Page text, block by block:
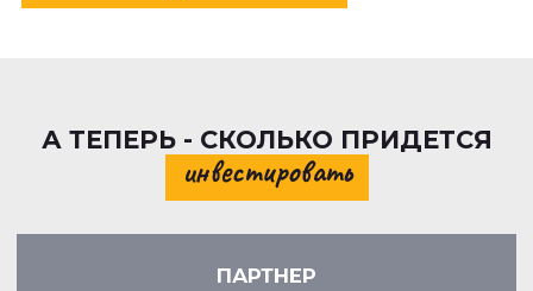
А ТЕПЕРЬ - СКОЛЬКО ПРИДЕТСЯ
инвестировать
ПАРТНЕР